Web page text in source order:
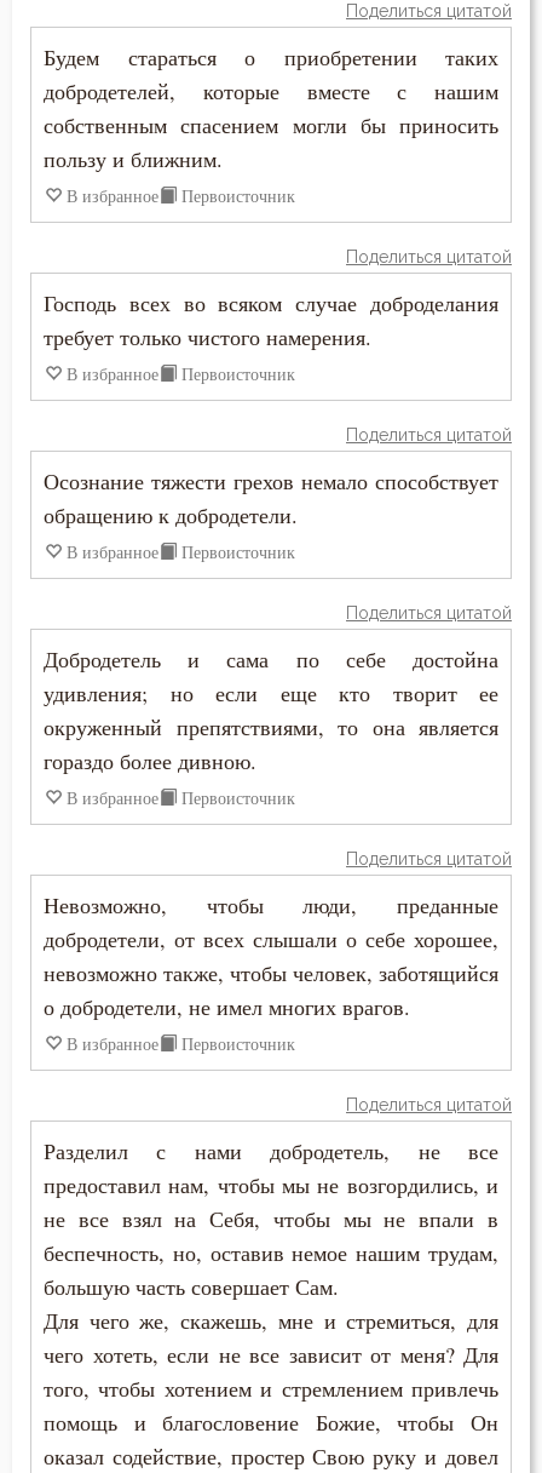
Самомнение
Самообладание
Священники
Священное Писание
Семья
Сердце
Сквернословие
Скромность
Слава
Славолюбие
Слезы
Служение Богу
Слух
Смерть
Смерть детей
Смерть душевная
Смех
Смирение
Смысл жизни
Поделиться цитатой
Будем стараться о приобретении таких
добродетелей, которые вместе с нашим
собственным спасением могли бы приносить
пользу и ближним.
В избранное Первоисточник
Поделиться цитатой
Господь всех во всяком случае доброделания
требует только чистого намерения.
В избранное Первоисточник
Поделиться цитатой
Осознание тяжести грехов немало способствует
обращению к добродетели.
В избранное Первоисточник
Поделиться цитатой
Добродетель и сама по себе достойна
удивления; но если еще кто творит ее
окруженный препятствиями, то она является
гораздо более дивною.
В избранное Первоисточник
Поделиться цитатой
Невозможно, чтобы люди, преданные
добродетели, от всех слышали о себе хорошее,
невозможно также, чтобы человек, заботящийся
о добродетели, не имел многих врагов.
В избранное Первоисточник
Поделиться цитатой
Разделил с нами добродетель, не все
предоставил нам, чтобы мы не возгордились, и
не все взял на Себя, чтобы мы не впали в
беспечность, но, оставив немое нашим трудам,
большую часть совершает Сам.
Для чего же, скажешь, мне и стремиться, для
чего хотеть, если не все зависит от меня? Для
того, чтобы хотением и стремлением привлечь
помощь и благословение Божие, чтобы Он
оказал содействие, простер Свою руку и довел